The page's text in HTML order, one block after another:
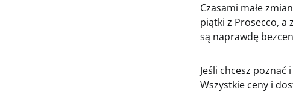
Czasami małe
piątki z Prosecco, a
są naprawdę
Jeśli chcesz
Wszystkie ceny i